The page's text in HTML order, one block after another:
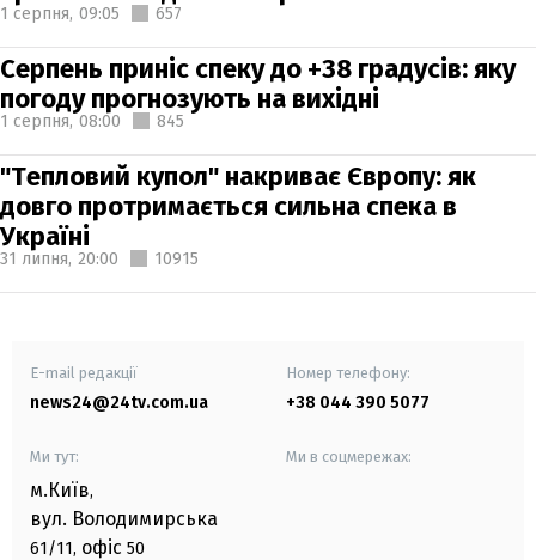
1 серпня, 09:05 657
Серпень приніс спеку до +38 градусів: яку
погоду прогнозують на вихідні
1 серпня, 08:00 845
"Тепловий купол" накриває Європу: як
довго протримається сильна спека в
Україні
31 липня, 20:00 10915
E-mail редакції
news24@24tv.com.ua
Номер телефону:
+38 044 390 5077
Ми тут:
м.Київ,
вул. Володимирська
61/11, офіс 50
Ми в соцмережах: